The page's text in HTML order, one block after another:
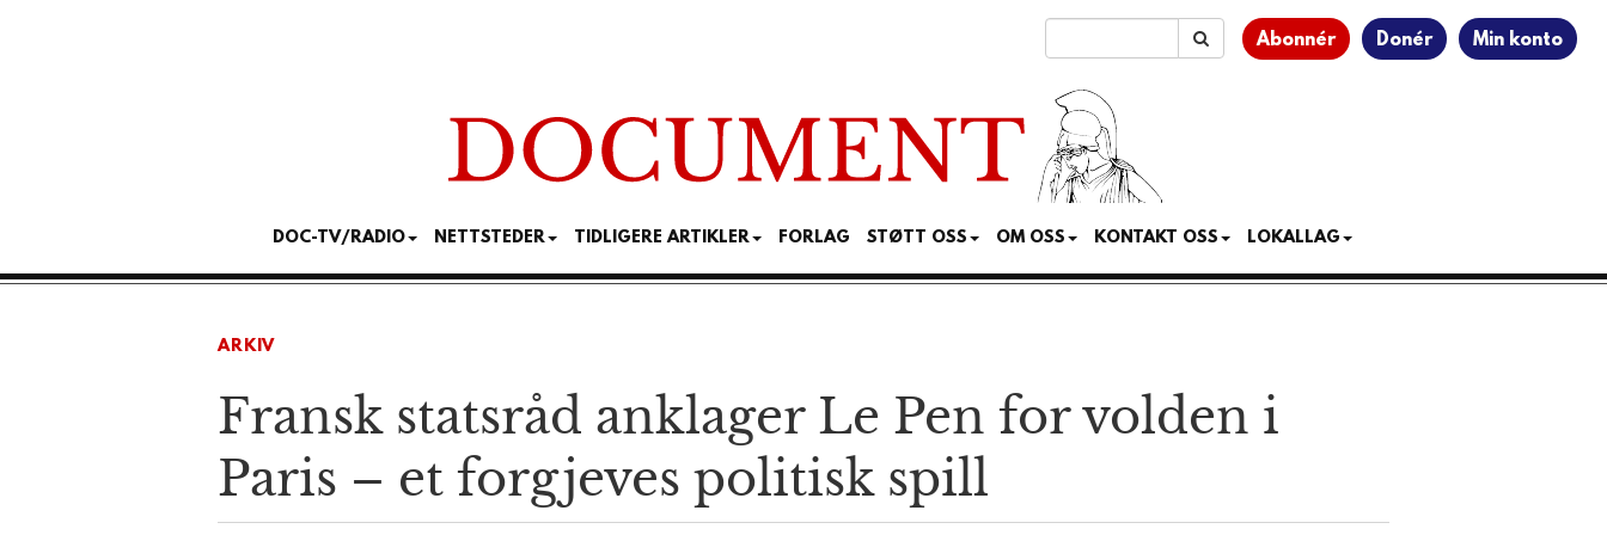
Abonnér Donér Min konto
DOC-TV/RADIO NETTSTEDER TIDLIGERE ARTIKLER FORLAG STØTT OSS OM OSS KONTAKT OSS LOKALLAG
ARKIV
Fransk statsråd anklager Le Pen for volden i
Paris – et forgjeves politisk spill